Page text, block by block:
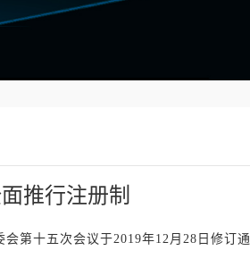
推行注册制
会第十五次会议于2019年12月28日修订通